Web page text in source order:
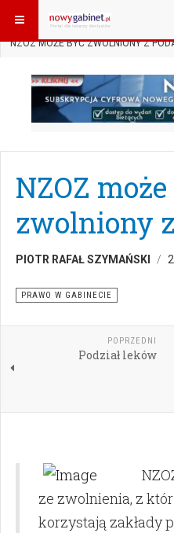
JESTEŚ TUTAJ: START
NZOZ MOŻE BYĆ ZWOLNIONY Z
NZOZ
zwolniony
PIOTR RAFAŁ SZYMAŃSKI
PRAWO W GABINECIE
POPRZEDNI
Podział leków
ze zwolnienia, z
korzystają zakłady